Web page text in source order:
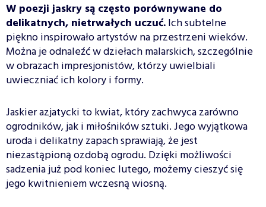
W poezji jaskry są często porównywane do
delikatnych, nietrwałych uczuć.Ich subtelne
piękno inspirowało artystów na przestrzeni wieków.
Można je odnaleźć w dziełach malarskich, szczególnie
w obrazach impresjonistów, którzy uwielbiali
uwieczniać ich kolory i formy.
Jaskier azjatycki to kwiat, który zachwyca zarówno
ogrodników, jak i miłośników sztuki. Jego wyjątkowa
uroda i delikatny zapach sprawiają, że jest
niezastąpioną ozdobą ogrodu. Dzięki możliwości
sadzenia już pod koniec lutego, możemy cieszyć się
jego kwitnieniem wczesną wiosną.